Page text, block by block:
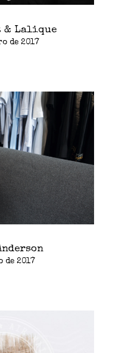
& Lalique
de 2017
de 2017